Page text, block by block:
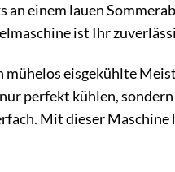
einem lauen
ist Ihr
mühelos eisgekühlte
perfekt kühlen,
Mit dieser Maschine